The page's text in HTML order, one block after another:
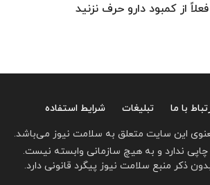
از کمبود دارو حرف نزنید
با ما تبلیغات
شرایط استفاده
این سایت متعلق به سلامت نیوز می‌باشد.
ندارد و به هیچ سازمانی وابسته نیست.
ذکر منبع سلامت نیوز پیگرد قانونی دارد.